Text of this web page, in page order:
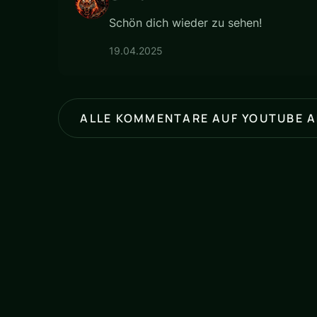
Schön dich wieder zu sehen!
19.04.2025
ALLE KOMMENTARE AUF YOUTUBE